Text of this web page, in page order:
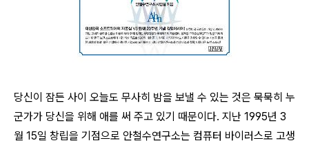
당신이 잠든 사이 오늘도 무사히 밤을 보낼 수 있는 것은 묵묵히 누
군가가 당신을 위해 애를 써 주고 있기 때문이다. 지난 1995년 3
월 15일 창립을 기점으로 안철수연구소는 컴퓨터 바이러스로 고생